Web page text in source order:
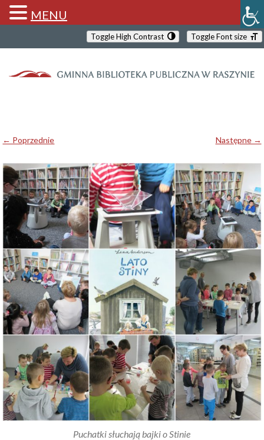
Toggle High Contrast Toggle Font size
← Poprzednie Następne →
Puchatki słuchają bajki o Stinie
MENU